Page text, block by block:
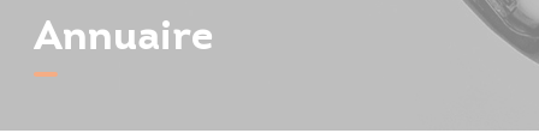
RECHERCHE
Annuaire